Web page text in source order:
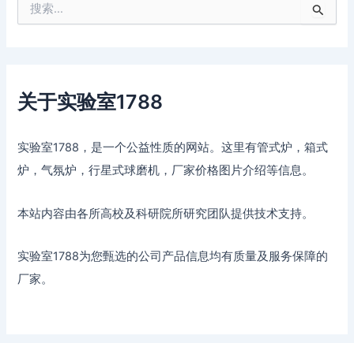
关于实验室1788
实验室1788，是一个公益性质的网站。这里有管式炉，箱式
炉，气氛炉，行星式球磨机，厂家价格图片介绍等信息。
本站内容由各所高校及科研院所研究团队提供技术支持。
实验室1788为您甄选的公司产品信息均有质量及服务保障的
厂家。